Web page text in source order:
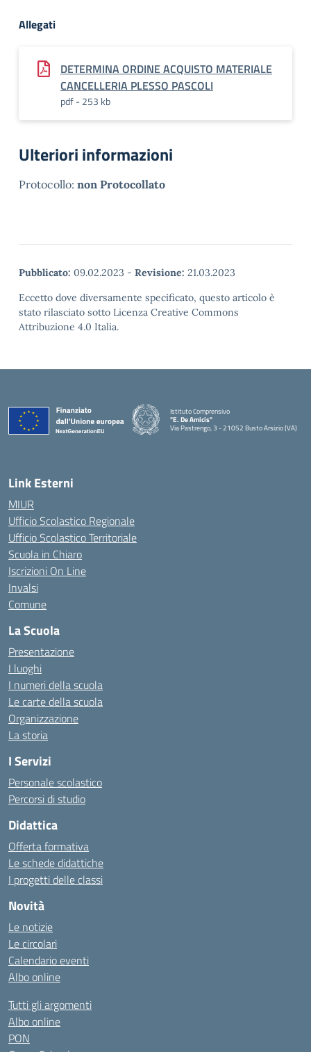
Allegati
DETERMINA ORDINE ACQUISTO MATERIALE
CANCELLERIA PLESSO PASCOLI
pdf - 253 kb
Ulteriori informazioni
Protocollo: non Protocollato
Pubblicato: 09.02.2023 - Revisione: 21.03.2023
Eccetto dove diversamente specificato, questo articolo è
stato rilasciato sotto Licenza Creative Commons
Attribuzione 4.0 Italia.
Istituto Comprensivo
"E. De Amicis"
Via Pastrengo, 3 - 21052 Busto Arsizio (VA)
Link Esterni
MIUR
Ufficio Scolastico Regionale
Ufficio Scolastico Territoriale
Scuola in Chiaro
Iscrizioni On Line
Invalsi
Comune
La Scuola
Presentazione
I luoghi
I numeri della scuola
Le carte della scuola
Organizzazione
La storia
I Servizi
Personale scolastico
Percorsi di studio
Didattica
Offerta formativa
Le schede didattiche
I progetti delle classi
Novità
Le notizie
Le circolari
Calendario eventi
Albo online
Tutti gli argomenti
Albo online
PON